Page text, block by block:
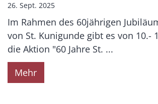
26. Sept. 2025
Im Rahmen des 60jährigen
von St. Kunigunde gibt es von 10.-
die Aktion "60 Jahre St. ...
Mehr